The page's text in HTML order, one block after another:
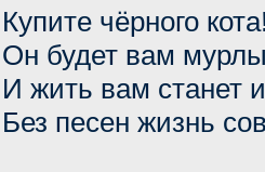
Купите чёрного
Он будет вам
И жить вам станет
Без песен жизнь